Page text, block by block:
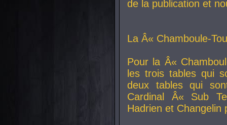
de la publication et
La Â« Chamboule-
Pour la Â«
les trois tables qui
deux tables qui
Cardinal
Â« Sub
Hadrien et Changelin